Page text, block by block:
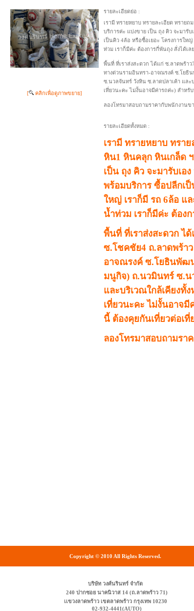
[ คลิกเพื่อดูภาพขยาย]
รายละเอียดย่อ :
เรามี ทรายหยาบ ทรายละเอียด ทราย
บริการค่ะ แบ่งขาย เป็น ถุง คิว จะมารับ
เป็นคิว 4ล้อ หรือซื้อเยอะ โครงการให
ท่วม เราก็มีค่ะ ต้องการกี่พันถุง สั่งได้เล
พื้นที่ ที่เราส่งสะดวก ได้แก่ ซ.ลาดพร้า
ทางด่วนรามอินทรา-อาจณรงค์ ซ.โยธิ
ซ.นวลจันทร์ วังหิน ซ.ลาดปลาเค้า และ
เที่ยวนะคะ ไม่งั้นอาจมีค่ารถค่ะ) สำหรั
ลองโทรมาสอบถามราคากับพนักงานข
รายละเอียดทั้งหมด :
เรามี ทรายหยาบ ทรา
หิน1 หินคลุก หินเกล็ด
เป็น ถุง คิว จะมารับเอ
พร้อมบริการ ซื้อปลีกเป็
ใหญ่ เราก็มี รถ 6ล้อ แ
น้ำท่วม เราก็มีค่ะ ต้อง
พื้นที่ ที่เราส่งสะดวก ไ
ซ.โชคชัย4 ถ.ลาดพร้า
อาจณรงค์ ซ.โยธินพัฒ
มนูกิจ) ถ.นวมินทร์ ซ.น
และบริเวณใกล้เคียงทั้
เที่ยวนะคะ ไม่งั้นอาจ
นี้ ต้องคุยกันเที่ยวต่อเที่
ลองโทรมาสอบถามรา
Copyright © 2010 All Rights Reserved.
บริษัท วงศ์นรินทร์ จำกัด
240 ปากซอย นาคนิวาส 14 (ถ.ลาดพร้าว 71)
เเขวงลาดพร้าว เขตลาดพร้าว กรุงเทพ 10230
02-932-4441(AUTO)